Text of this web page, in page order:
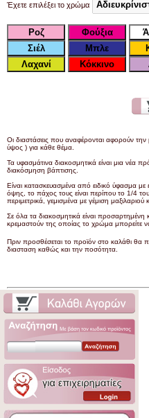
Έχετε επιλέξει το χρώμα
Οι διαστάσεις που αναφέρονται αφορούν
ύψος ) για κάθε θέμα.
Τα υφασμάτινα διακοσμητικά είναι μια νέα
διακόσμηση βάπτισης.
Είναι κατασκευασμένα από ειδικό ύφασμα
όψης, το πάχος τους είναι περίπου το 1/4
περιμετρικά, γεμισμένα με γέμιση
Σε όλα τα διακοσμητικά είναι
κρεμαστούν της οποίας το χρώμα μπορείτε
Πριν προσθέσεται το προϊόν στο καλάθι θα
διασταση καθώς και την ποσότητα.